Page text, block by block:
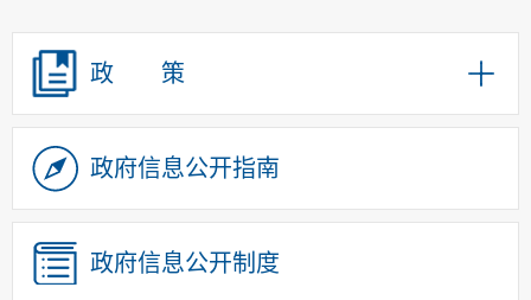
政 策
政府信息公开指南
政府信息公开制度
政府会议
建议提案办理
应急管理
稳岗就业
产品质量监管